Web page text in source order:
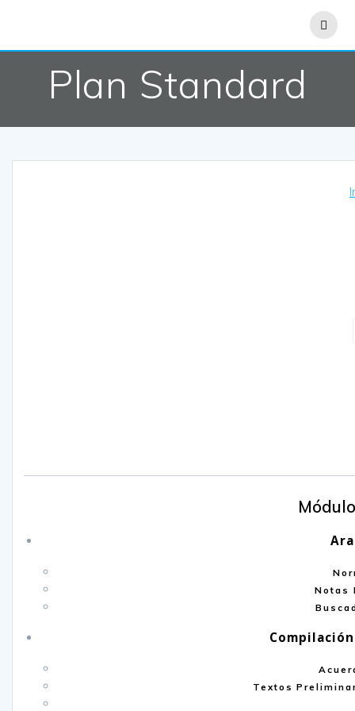
Plan Standard
Notas
Textos